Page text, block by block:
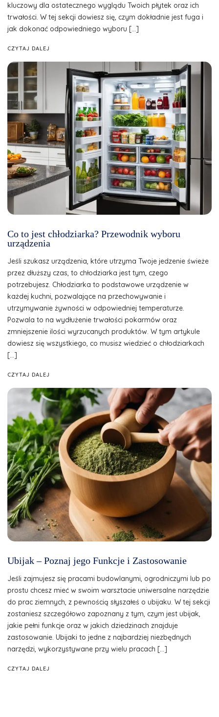
kluczowy dla ostatecznego wyglądu Twoich płytek oraz ich
trwałości. W tej sekcji dowiesz się, czym dokładnie jest fuga i
jak dokonać odpowiedniego wyboru […]
CZYTAJ DALEJ
Co to jest chłodziarka? Przewodnik wyboru
urządzenia
Jeśli szukasz urządzenia, które utrzyma Twoje jedzenie świeże
przez dłuższy czas, to chłodziarka jest tym, czego
potrzebujesz. Chłodziarka to podstawowe urządzenie w
każdej kuchni, pozwalające na przechowywanie i
utrzymywanie żywności w odpowiedniej temperaturze.
Pozwala to na wydłużenie trwałości pokarmów oraz
zmniejszenie ilości wyrzucanych produktów. W tym artykule
dowiesz się wszystkiego, co musisz wiedzieć o chłodziarkach
[…]
CZYTAJ DALEJ
Ubijak – Poznaj jego Funkcje i Zastosowanie
Jeśli zajmujesz się pracami budowlanymi, ogrodniczymi lub po
prostu chcesz mieć w swoim warsztacie uniwersalne narzędzie
do prac ziemnych, z pewnością słyszałeś o ubijaku. W tej sekcji
zostaniesz szczegółowo zapoznany z tym, czym jest ubijak,
jakie pełni funkcje oraz w jakich dziedzinach znajduje
zastosowanie. Ubijaki to jedne z najbardziej niezbędnych
narzędzi, wykorzystywane przy wielu pracach […]
CZYTAJ DALEJ